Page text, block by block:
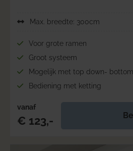
Max. breedte: 300cm
Voor grote ramen
Groot systeem
Mogelijk met top down-
Bediening met ketting
vanaf
€ 123,-